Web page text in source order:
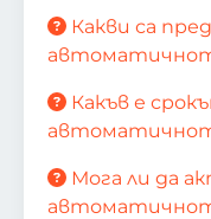
Какви са
Какъв е
Мога ли да